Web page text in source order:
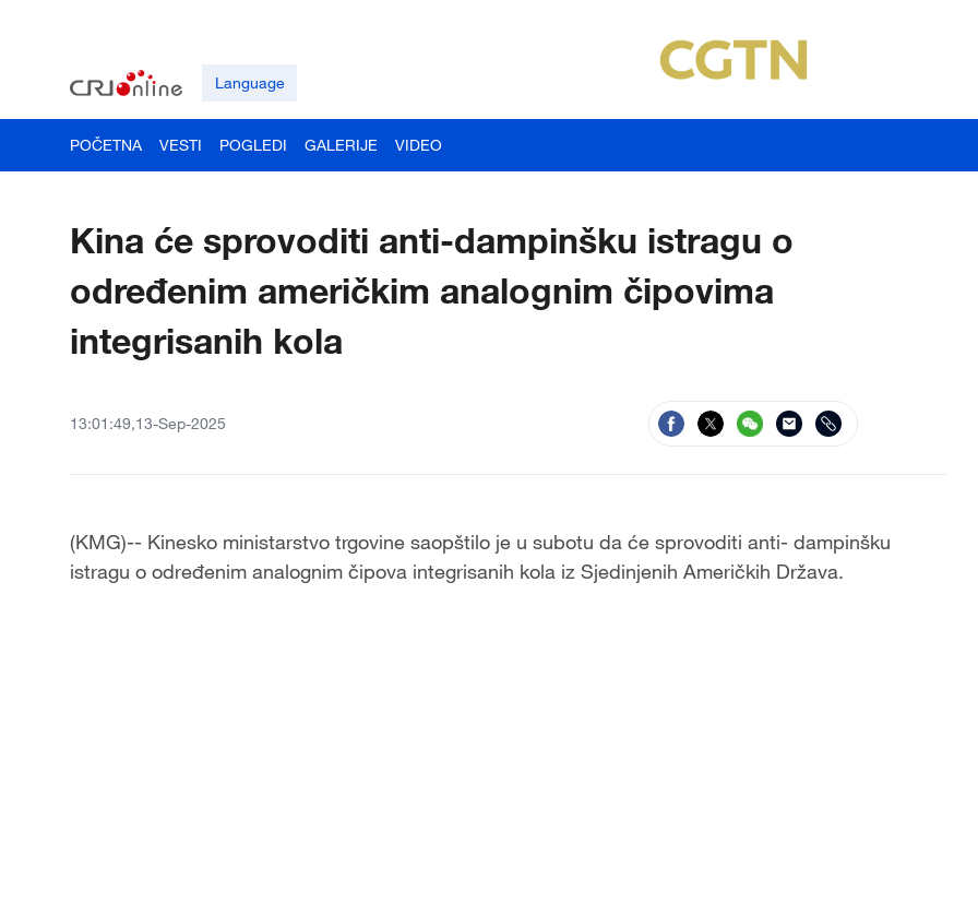
Language
POČETNA VESTI POGLEDI GALERIJE VIDEO
Kina će sprovoditi anti-dampinšku istragu o
određenim američkim analognim čipovima
integrisanih kola
13:01:49,13-Sep-2025
(KMG)-- Kinesko ministarstvo trgovine saopštilo je u subotu da će sprovoditi anti- dampinšku
istragu o određenim analognim čipova integrisanih kola iz Sjedinjenih Američkih Država.